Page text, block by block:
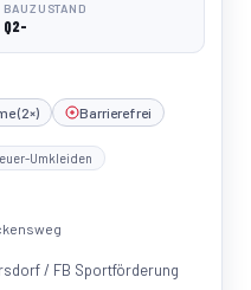
BAUZUSTAND
Q2-
(2×) Barrierefrei
Umkleiden
/ FB Sportförderung